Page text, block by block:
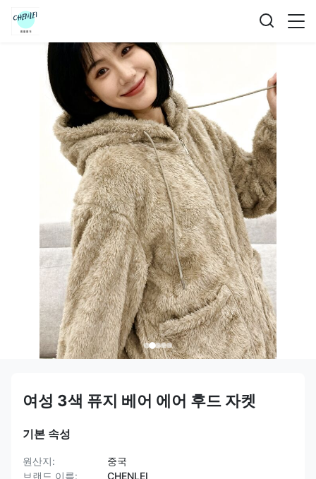
여성 3색 퓨지 베어 에어 후드 자켓
기본 속성
원산지:
중국
브랜드 이름:
CHENLEI